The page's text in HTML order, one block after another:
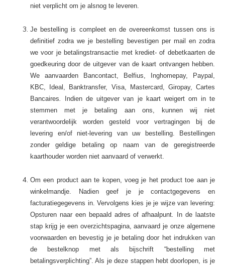
niet verplicht om je alsnog te leveren.
Je bestelling is compleet en de overeenkomst tussen ons is
definitief zodra we je bestelling bevestigen per mail en zodra
we voor je betalingstransactie met krediet- of debetkaarten de
goedkeuring door de uitgever van de kaart ontvangen hebben.
We aanvaarden Bancontact, Belfius, Inghomepay, Paypal,
KBC, Ideal, Banktransfer, Visa, Mastercard, Giropay, Cartes
Bancaires.
Indien de uitgever van je kaart weigert om in te
stemmen met je betaling aan ons, kunnen wij niet
verantwoordelijk worden gesteld voor vertragingen bij de
levering en/of niet-levering van uw bestelling. Bestellingen
zonder geldige betaling op naam van de geregistreerde
kaarthouder worden niet aanvaard of verwerkt.
Om een product aan te kopen, voeg je het product toe aan je
winkelmandje. Nadien geef je je contactgegevens en
facturatiegegevens in. Vervolgens kies je je wijze van levering:
Opsturen naar een bepaald adres of afhaalpunt.
In de laatste
stap krijg je een overzichtspagina, aanvaard je onze algemene
voorwaarden en bevestig je je betaling door het indrukken van
de bestelknop met als bijschrift “bestelling met
betalingsverplichting”. Als je deze stappen hebt doorlopen, is je